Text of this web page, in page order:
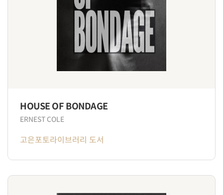
HOUSE OF BONDAGE
ERNEST COLE
고은포토라이브러리 도서